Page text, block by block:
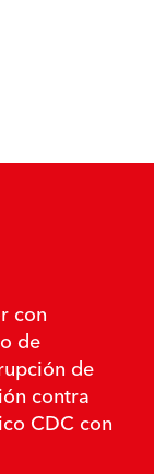
con
de
de
contra
CDC con